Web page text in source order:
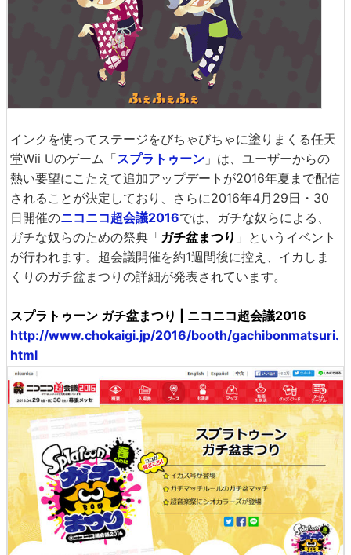
インクを使ってステージをびちゃびちゃに塗りまくる任天
堂Wii Uのゲーム「スプラトゥーン 」は、ユーザーからの
熱い要望にこたえて追加アップデートが2016年夏まで配信
されることが決定しており、さらに2016年4月29日・30
日開催のニコニコ超会議2016では、ガチな奴らによる、
ガチな奴らのための祭典「ガチ盆まつり 」というイベント
が行われます。超会議開催を約1週間後に控え、イカしま
くりのガチ盆まつりの詳細が発表されています。
スプラトゥーン ガチ盆まつり | ニコニコ超会議2016
http://www.chokaigi.jp/2016/booth/gachibonmatsuri.
html